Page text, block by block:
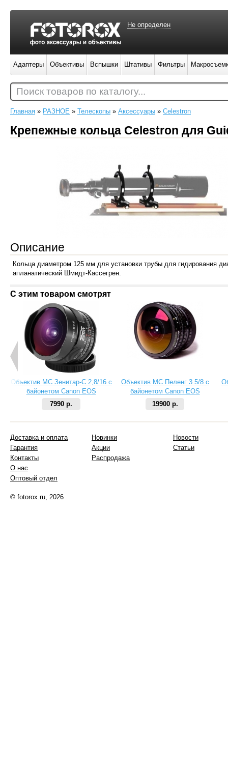
Главная » РАЗНОЕ » Телескопы » Аксессуары » Celestron
Крепежные кольца Celestron для
Описание
Кольца диаметром 125 мм для установки трубы для гидирования
апланатический Шмидт-Кассегрен.
С этим товаром смотрят
Объектив МС Зенитар-C 2,8/16 с
байонетом Canon EOS
7990 р.
Объектив МС Пеленг 3.5/8 с
байонетом Canon EOS
19900 р.
Не определен
Адаптеры Объективы Вспышки Штативы Фильтры
Поиск товаров по каталогу...
Доставка и оплата
Гарантия
Контакты
О нас
Оптовый отдел
Новинки
Акции
Распродажа
Новости
Статьи
© fotorox.ru, 2026